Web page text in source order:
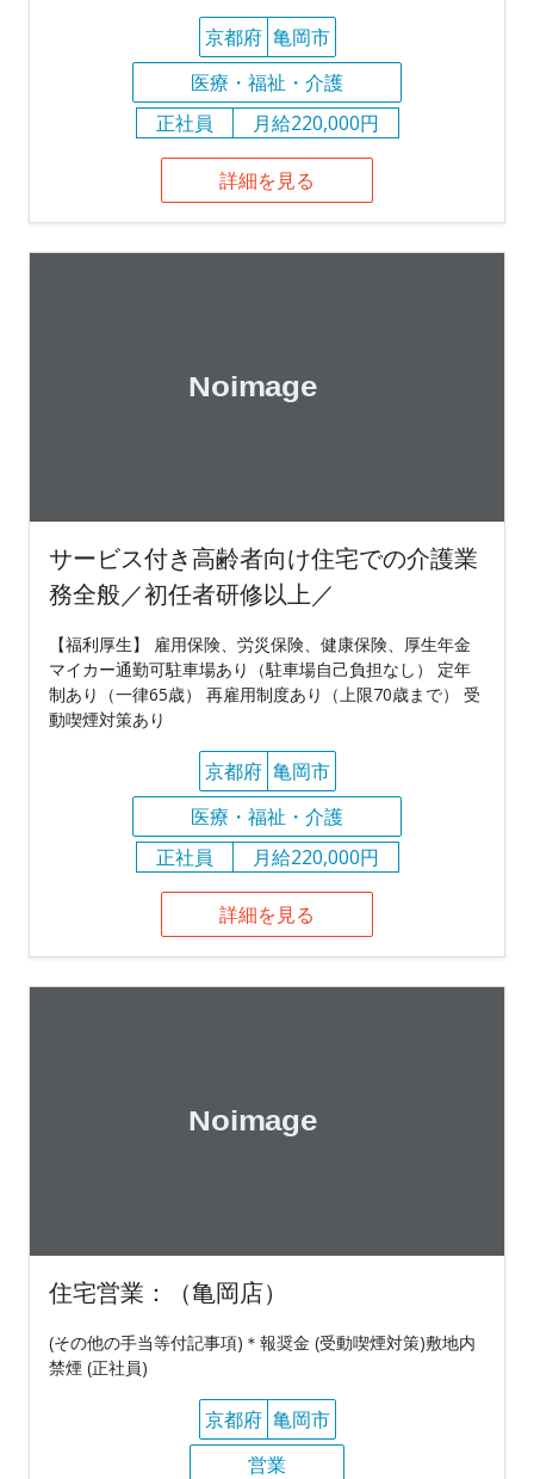
京都府 亀岡市
医療・福祉・介護
正社員
月給220,000円
詳細を見る
サービス付き高齢者向け住宅での介護業
務全般／初任者研修以上／
【福利厚生】 雇用保険、労災保険、健康保険、厚生年金
マイカー通勤可駐車場あり（駐車場自己負担なし） 定年
制あり（一律65歳） 再雇用制度あり（上限70歳まで） 受
動喫煙対策あり
京都府 亀岡市
医療・福祉・介護
正社員
月給220,000円
詳細を見る
住宅営業：（亀岡店）
(その他の手当等付記事項)＊報奨金 (受動喫煙対策)敷地内
禁煙 (正社員)
京都府 亀岡市
営業